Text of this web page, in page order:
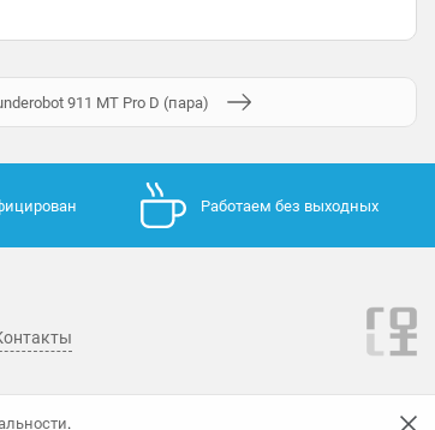
911 MT Pro D (пара)
.
Работаем без выходных